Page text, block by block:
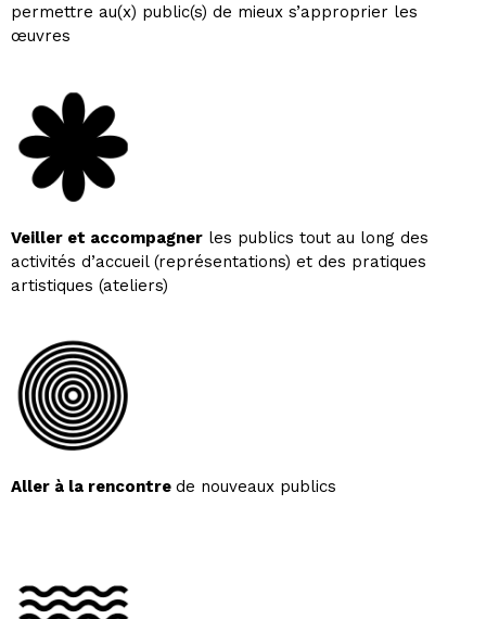
permettre au(x) public(s) de mieux s’approprier les
œuvres
Veiller et accompagner les publics tout au long des
activités d’accueil (représentations) et des pratiques
artistiques (ateliers)
Aller à la rencontre de nouveaux publics